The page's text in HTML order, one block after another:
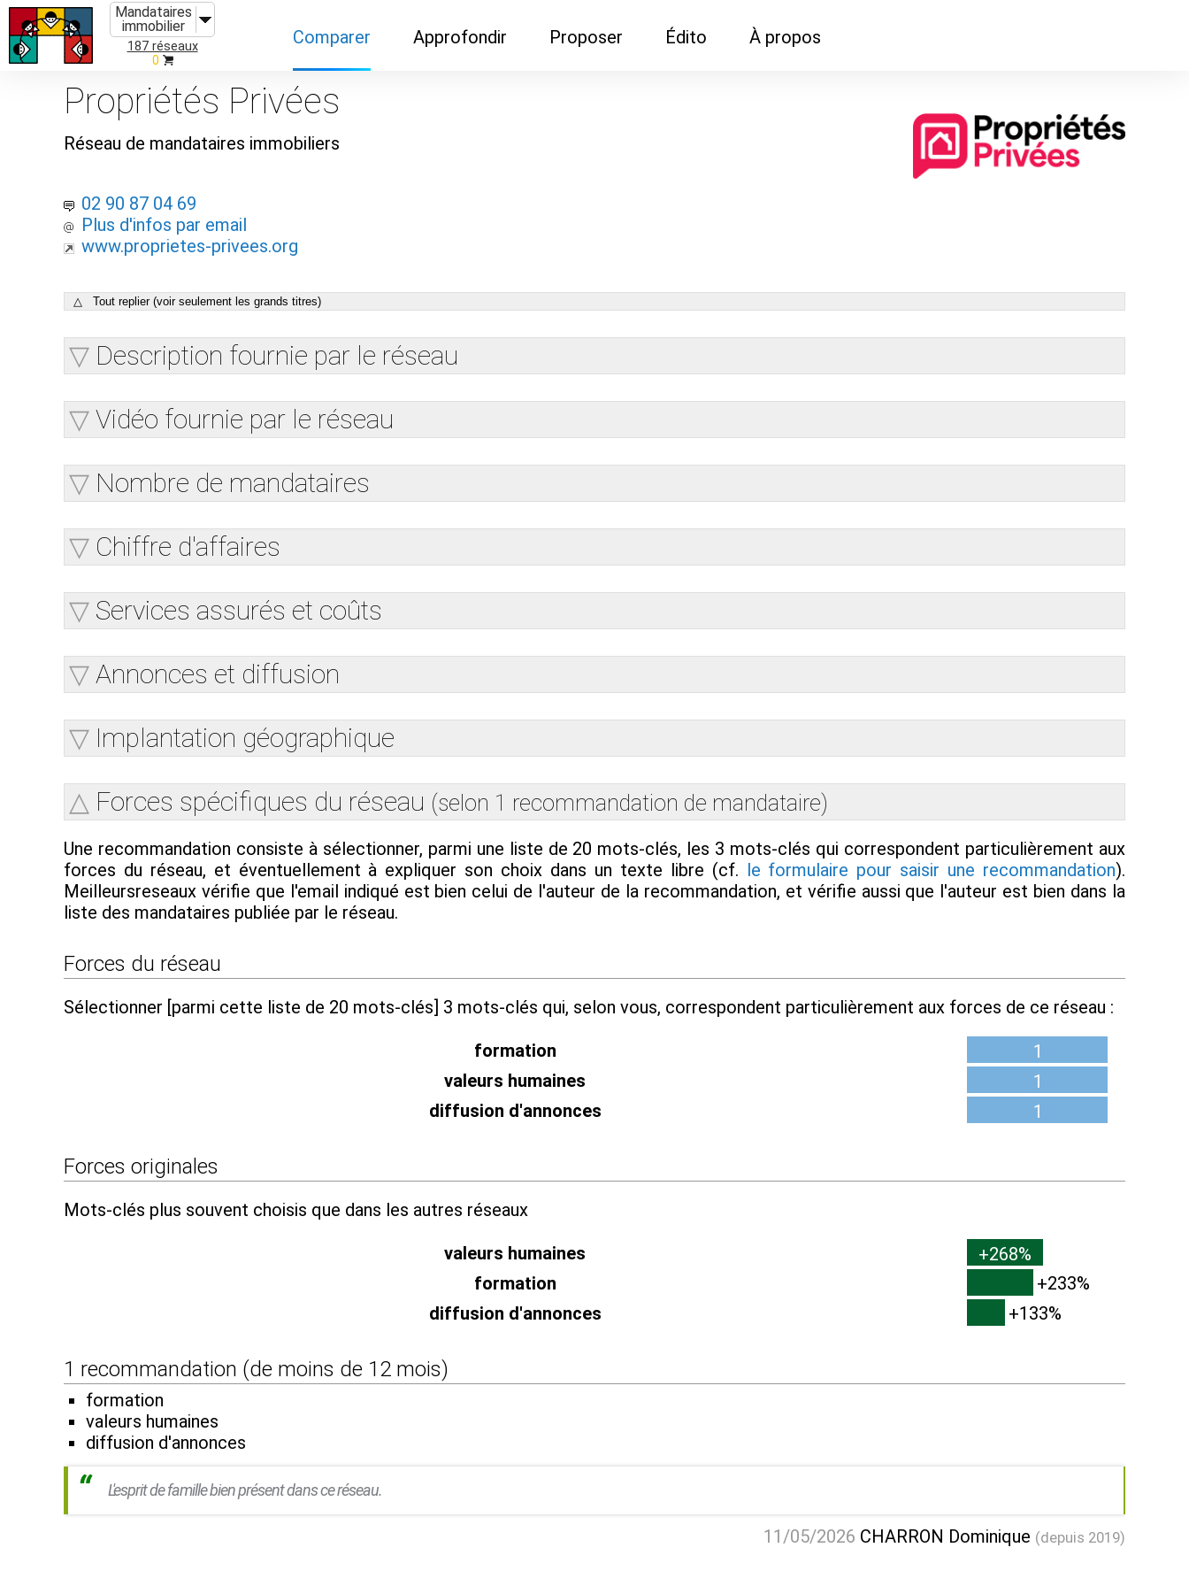
Mandataires
immobilier
187 réseaux
0
Comparer
Caractéristiques
Approfondir Proposer Édito À propos
Propriétés Privées
Réseau de mandataires immobiliers
02 90 87 04 69
Plus d'infos par email
www.proprietes-privees.org
△ Tout replier (voir seulement les grands titres)
Description fournie par le réseau
Vidéo fournie par le réseau
Nombre de mandataires
Chiffre d'affaires
Services assurés et coûts
Annonces et diffusion
Implantation géographique
Forces spécifiques du réseau (selon 1 recommandation de mandataire)
Une recommandation consiste à sélectionner, parmi une liste de 20 mots-clés, les 3 mots-clés qui correspondent particulièrement aux
forces du réseau, et éventuellement à expliquer son choix dans un texte libre (cf. le formulaire pour saisir une recommandation).
Meilleursreseaux vérifie que l'email indiqué est bien celui de l'auteur de la recommandation, et vérifie aussi que l'auteur est bien dans la
liste des mandataires publiée par le réseau.
Forces du réseau
Sélectionner [parmi cette liste de 20 mots-clés] 3 mots-clés qui, selon vous, correspondent particulièrement aux forces de ce réseau :
formation
1
valeurs humaines
1
diffusion d'annonces
1
Forces originales
Mots-clés plus souvent choisis que dans les autres réseaux
valeurs humaines
+268%
formation
+233%
diffusion d'annonces
+133%
1 recommandation (de moins de 12 mois)
formation
valeurs humaines
diffusion d'annonces
L'esprit de famille bien présent dans ce réseau.
11/05/2026 CHARRON Dominique (depuis 2019)